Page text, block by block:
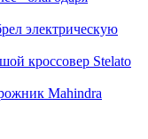
электрическую
кроссовер Stelato
Mahindra